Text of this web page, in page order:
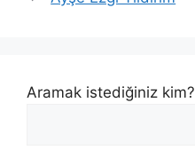
Aramak istediğiniz kim?